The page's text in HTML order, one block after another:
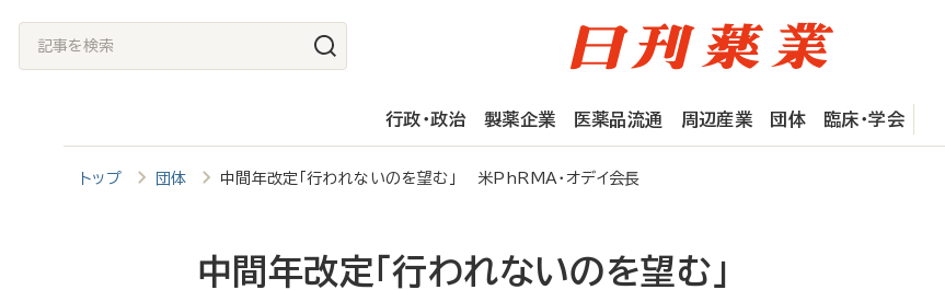
記
事
行政・政治 製薬企業 医薬品流通 周辺産業 団体 臨床・学会
トップ 団体 中間年改定「行われないのを望む」 米PhRMA・オデイ会長
中間年改定「行われないのを望む」